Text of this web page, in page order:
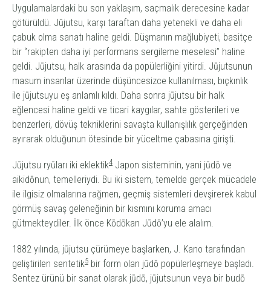
Uygulamalardaki bu son yaklaşım, saçmalık derecesine kadar
götürüldü. Jūjutsu, karşı taraftan daha yetenekli ve daha eli
çabuk olma sanatı haline geldi. Düşmanın mağlubiyeti, basitçe
bir ‘’rakipten daha iyi performans sergileme meselesi” haline
geldi. Jūjutsu, halk arasında da popülerliğini yitirdi. Jūjutsunun
masum insanlar üzerinde düşüncesizce kullanılması, bıçkınlık
ile jūjutsuyu eş anlamlı kıldı. Daha sonra jūjutsu bir halk
eğlencesi haline geldi ve ticari kaygılar, sahte gösterileri ve
benzerleri, dövüş tekniklerini savaşta kullanışlılık gerçeğinden
ayırarak olduğunun ötesinde bir yüceltme çabasına girişti.
Jūjutsu ryū ları iki eklektik4 Japon sisteminin, yani jūdō ve
aikidōnun, temelleriydi. Bu iki sistem, temelde gerçek mücadele
ile ilgisiz olmalarına rağmen, geçmiş sistemleri devşirerek kabul
görmüş savaş geleneğinin bir kısmını koruma amacı
gütmekteydiler. İlk önce Kōdōkan Jūdō’yu ele alalım.
1882 yılında, jūjutsu çürümeye başlarken, J. Kano tarafından
geliştirilen sentetik5 bir form olan jūdō popülerleşmeye başladı.
Sentez ürünü bir sanat olarak jūdō, jūjutsunun veya bir budō